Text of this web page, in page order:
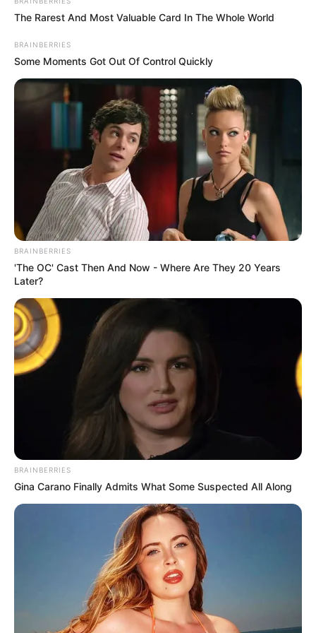
Tipp 4: Schärfe anpassen
Chilischoten oder etwas Sambal Oelek in die
Sauce geben.
Warum Chop Suey wie
von Oma so besonders
ist
Omas Rezepte haben eines gemeinsam: Sie
sind bodenständig, authentisch und voller
Liebe. Während viele moderne Chop-Suey-
Rezepte auf schnelle Fertigprodukte setzen,
legt die traditionelle Küche Wert auf frische
Zutaten und sorgfältige Zubereitung. Genau
Chop Suey Rezept wie von
so einzigartig.
Es erinnert an gemütliche Familienessen, bei
denen alle gemeinsam am Tisch sitzen und sich
das bunte Pfannengericht schmecken lassen.
Unbedingt ausprobieren: Köstliches Chop
Suey Rezept wie von Oma!
Dieses Gericht ist
The Rarest And Most Valuable Card In The Whole World
BRAINBERRIES
Some Moments Got Out Of Control Quickly
BRAINBERRIES
'The OC' Cast Then And Now - Where Are They 20 Years
Later?
BRAINBERRIES
Gina Carano Finally Admits What Some Suspected All Along